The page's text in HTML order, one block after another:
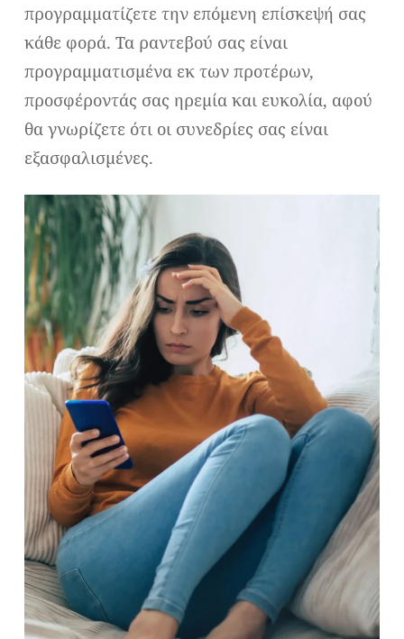
προγραμματίζετε την επόμενη επίσκεψή σας
κάθε φορά. Τα ραντεβού σας είναι
προγραμματισμένα εκ των προτέρων,
προσφέροντάς σας ηρεμία και ευκολία, αφού
θα γνωρίζετε ότι οι συνεδρίες σας είναι
εξασφαλισμένες.